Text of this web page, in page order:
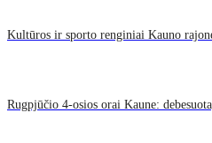
Kultūros ir sporto renginiai Kauno
Rugpjūčio 4-osios orai Kaune: